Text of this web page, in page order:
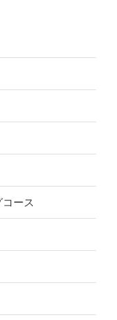
ース